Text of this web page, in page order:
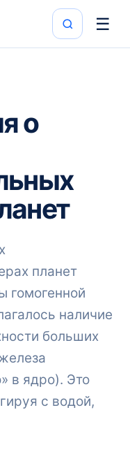
☰
о
планет
гомогенной
наличие
больших
в ядро). Это
с водой,